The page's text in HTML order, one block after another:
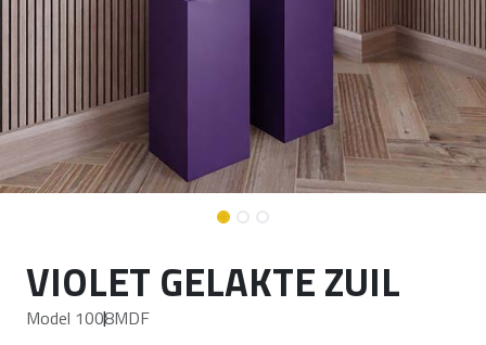
VIOLET GELAKTE ZUIL
Model 1008MDF